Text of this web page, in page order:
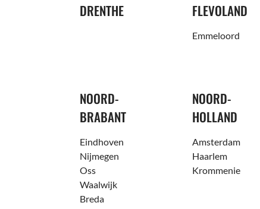
DRENTHE FLEVOLAND
Emmeloord
NOORD-
BRABANT
Eindhoven
Nijmegen
Oss
Waalwijk
Breda
NOORD-
HOLLAND
Amsterdam
Haarlem
Krommenie